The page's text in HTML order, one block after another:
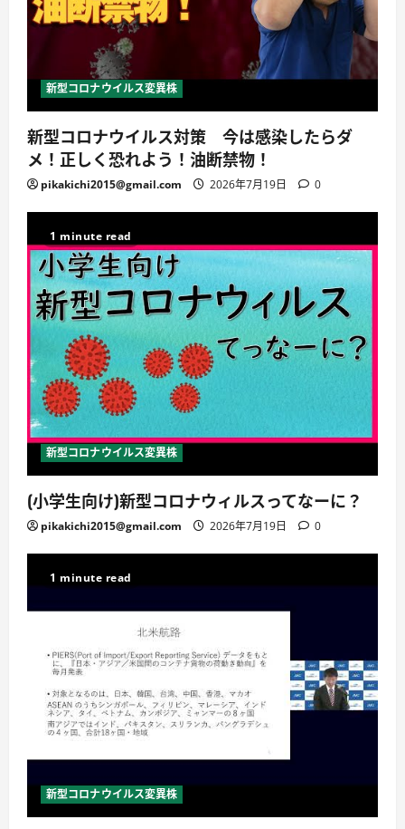
新型コロナウイルス変異株
新型コロナウイルス対策 今は感染したらダ
メ！正しく恐れよう！油断禁物！
pikakichi2015@gmail.com 2026年7月19日 0
1 minute read
新型コロナウイルス変異株
(小学生向け)新型コロナウィルスってなーに？
pikakichi2015@gmail.com 2026年7月19日 0
1 minute read
新型コロナウイルス変異株